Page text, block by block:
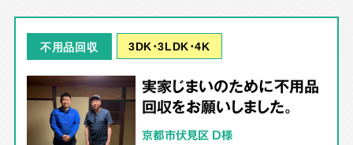
不用品回収 3DK･3LDK･4K
実家じまいのために不用品
回収をお願いしました。
京都市伏見区 D様